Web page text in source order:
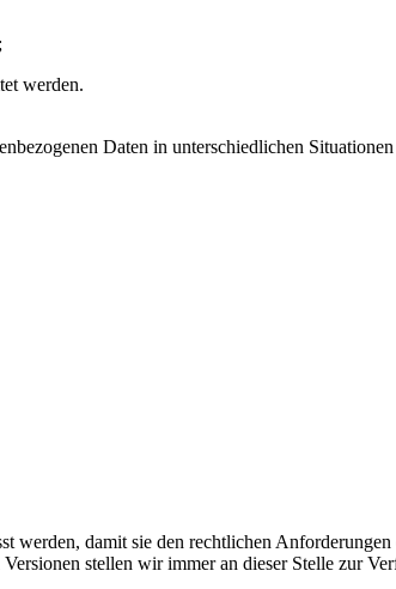
werden.
Daten in unterschiedlichen
damit sie den rechtlichen
stellen wir immer an dieser Stelle zur